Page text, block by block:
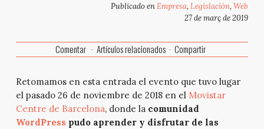
Publicado enEmpresa,Legislación,Web
27 de març de 2019
Comentar Artículos relacionados Compartir
Retomamos en esta entrada el evento que tuvo lugar
el pasado 26 de noviembre de 2018 en el Movistar
Centre de Barcelona, donde la comunidad
WordPress pudo aprender y disfrutar de las